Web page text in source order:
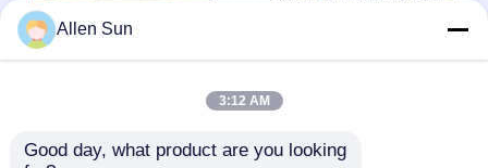
Nouvelles
Demandez un devis
Hastelloy C276
Pipe sans soudure en
Allen Sun
3:12 AM
Good day, what product are you looking